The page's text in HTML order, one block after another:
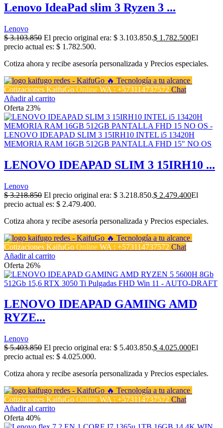
Lenovo IdeaPad slim 3 Ryzen 3 ...
Lenovo
$3.103.850 El precio original era: $ 3.103.850.$ 1.782.500El
precio actual es: $ 1.782.500.
Cotiza ahora y recibe asesoría personalizada y Precios especiales.
Cotizaciones KaifuGo Online WA : +573114737572 Chat
Añadir al carrito
Oferta 23%
LENOVO IDEAPAD SLIM 3 15IRH10 ...
Lenovo
$3.218.850 El precio original era: $ 3.218.850.$ 2.479.400El
precio actual es: $ 2.479.400.
Cotiza ahora y recibe asesoría personalizada y Precios especiales.
Cotizaciones KaifuGo Online WA : +573114737572 Chat
Añadir al carrito
Oferta 26%
LENOVO IDEAPAD GAMING AMD
RYZE...
Lenovo
$5.403.850 El precio original era: $ 5.403.850.$ 4.025.000El
precio actual es: $ 4.025.000.
Cotiza ahora y recibe asesoría personalizada y Precios especiales.
Cotizaciones KaifuGo Online WA : +573114737572 Chat
Añadir al carrito
Oferta 40%